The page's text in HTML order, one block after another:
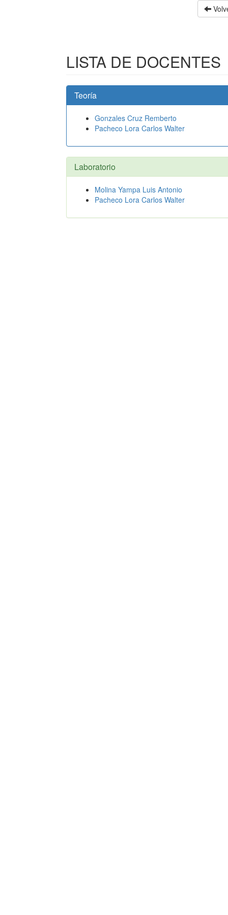
LISTA DE DOCENTES
Teoría
Gonzales Cruz Remberto
Pacheco Lora Carlos Walter
Laboratorio
Molina Yampa Luis Antonio
Pacheco Lora Carlos Walter